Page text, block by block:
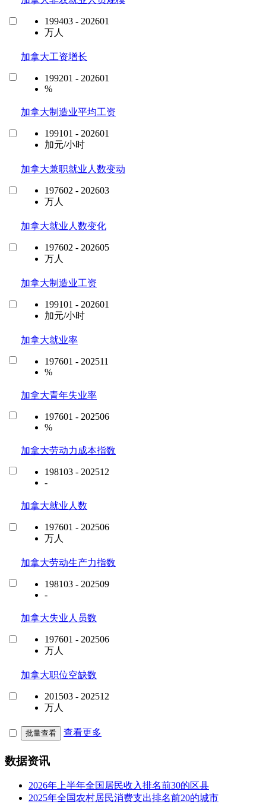
199403 - 202601
万人
加拿大工资增长
199201 - 202601
%
加拿大制造业平均工资
199101 - 202601
加元/小时
加拿大兼职就业人数变动
197602 - 202603
万人
加拿大就业人数变化
197602 - 202605
万人
加拿大制造业工资
199101 - 202601
加元/小时
加拿大就业率
197601 - 202511
%
加拿大青年失业率
197601 - 202506
%
加拿大劳动力成本指数
198103 - 202512
-
加拿大就业人数
197601 - 202506
万人
加拿大劳动生产力指数
198103 - 202509
-
加拿大失业人员数
197601 - 202506
万人
加拿大职位空缺数
201503 - 202512
万人
批量查看 查看更多
数据资讯
2026年上半年全国居民收入排名前30的区县
2025年全国农村居民消费支出排名前20的城市